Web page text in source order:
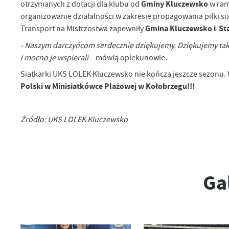
otrzymanych z dotacji dla klubu od Gminy Kluczewskow
organizowanie działalności w zakresie propagowania piłki
Transport na Mistrzostwa zapewniłyGmina Kluczewsko i
- Naszym darczyńcom serdecznie dziękujemy. Dziękujemy
i mocno je wspierali– mówią opiekunowie.
Siatkarki UKS LOLEK Kluczewsko nie kończą jeszcze
Polski w Minisiatkówce Plażowej w Kołobrzegu!!!
Źródło: UKS LOLEK Kluczewsko